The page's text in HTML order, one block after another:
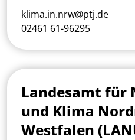
klima.in.nrw@ptj.de
02461 61-96295
Landesamt für
und Klima
Westfalen